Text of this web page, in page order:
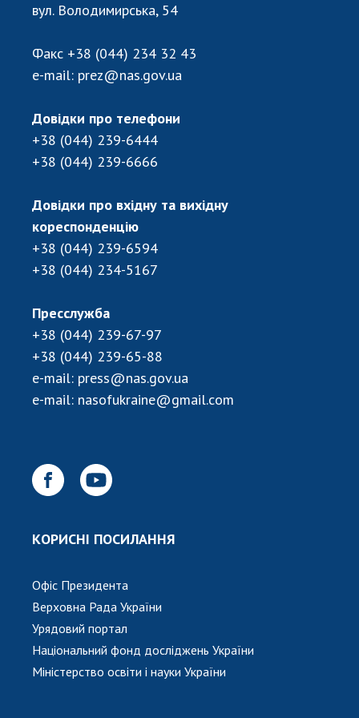
Відкрита наука в НАН України
Робота з молоддю
МІЖНАРОДНЕ СПІВРОБІТНИЦТВО
Членство в міжнародних організаціях
Міжнародні угоди
ДОКУМЕНТИ
Нормативні акти НАН України
Державний бюджет НАН України
Вибори до складу НАН України
Бланки документів
НОВИНИ
ЗАСІДАННЯ ПРЕЗИДІЇ НАН УКРАЇНИ
МЕДІА ПРО НАС
АКАДЕМІЯ КОМЕНТУЄ
КАБІНЕТ
вул. Володимирська, 54
Факс +38 (044) 234 32 43
e-mail: prez@nas.gov.ua
Довідки про телефони
+38 (044) 239-6444
+38 (044) 239-6666
Довідки про вхідну та вихідну
кореспонденцію
+38 (044) 239-6594
+38 (044) 234-5167
Пресслужба
+38 (044) 239-67-97
+38 (044) 239-65-88
e-mail: press@nas.gov.ua
e-mail: nasofukraine@gmail.com
КОРИСНІ ПОСИЛАННЯ
Офіс Президента
Верховна Рада України
Урядовий портал
Національний фонд досліджень України
Міністерство освіти і науки України